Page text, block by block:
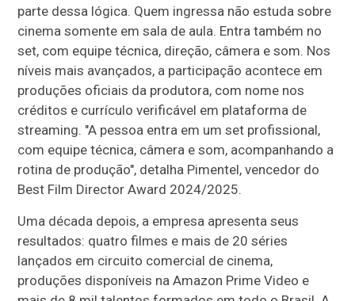
parte dessa lógica. Quem ingressa não estuda sobre
cinema somente em sala de aula. Entra também no
set, com equipe técnica, direção, câmera e som. Nos
níveis mais avançados, a participação acontece em
produções oficiais da produtora, com nome nos
créditos e currículo verificável em plataforma de
streaming. "A pessoa entra em um set profissional,
com equipe técnica, câmera e som, acompanhando a
rotina de produção", detalha Pimentel, vencedor do
Best Film Director Award 2024/2025.
Uma década depois, a empresa apresenta seus
resultados: quatro filmes e mais de 20 séries
lançados em circuito comercial de cinema,
produções disponíveis na Amazon Prime Video e